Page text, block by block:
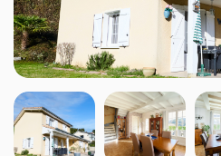
Partenaires
Nos avis
Contact